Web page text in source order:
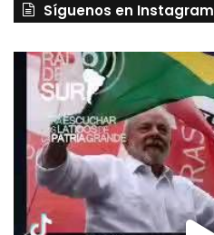
Síguenos en Instagram